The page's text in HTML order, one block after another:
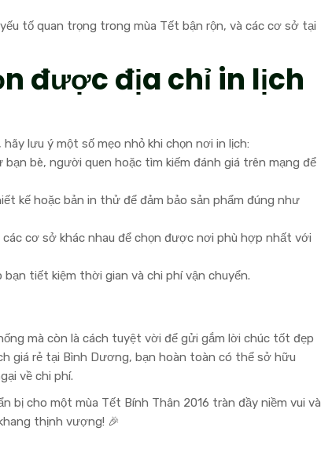
tố quan trọng trong mùa Tết bận rộn, và các cơ sở tại
được địa chỉ in lịch
lưu ý một số mẹo nhỏ khi chọn nơi in lịch:
bè, người quen hoặc tìm kiếm đánh giá trên mạng để
kế hoặc bản in thử để đảm bảo sản phẩm đúng như
cơ sở khác nhau để chọn được nơi phù hợp nhất với
tiết kiệm thời gian và chi phí vận chuyển.
mà còn là cách tuyệt vời để gửi gắm lời chúc tốt đẹp
giá rẻ tại Bình Dương, bạn hoàn toàn có thể sở hữu
về chi phí.
bị cho một mùa Tết Bính Thân 2016 tràn đầy niềm vui và
thịnh vượng! 🎉